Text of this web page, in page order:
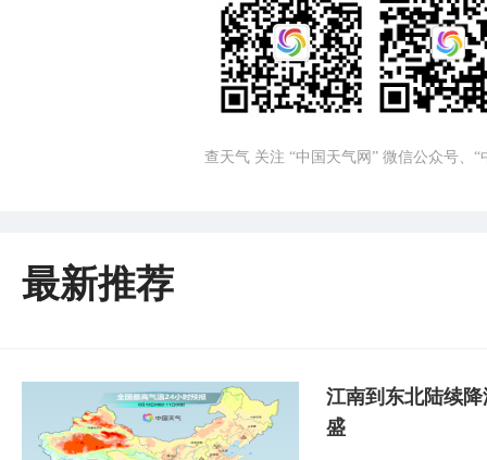
查天气 关注 “中国天气网” 微信公众号、
最新推荐
江南到东北陆续
盛